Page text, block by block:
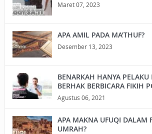
Maret 07, 2023
APA AMIL PADA MA’THUF?
Desember 13, 2023
BENARKAH HANYA
BERHAK BERBICARA FIKIH
Agustus 06, 2021
APA MAKNA UFUQI DALAM
UMRAH?